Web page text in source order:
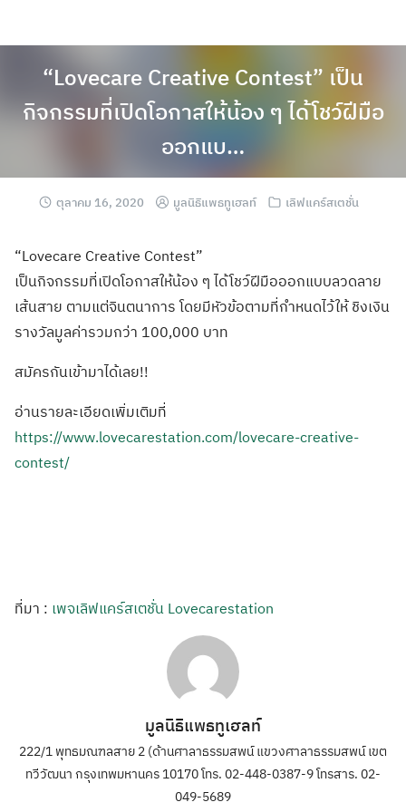
“Lovecare Creative Contest” เป็น
กิจกรรมที่เปิดโอกาสให้น้อง ๆ ได้โชว์ฝีมือ
ออกแบ…
ตุลาคม 16, 2020 มูลนิธิแพธทูเฮลท์ เลิฟแคร์สเตชั่น
“Lovecare Creative Contest”
เป็นกิจกรรมที่เปิดโอกาสให้น้อง ๆ ได้โชว์ฝีมือออกแบบลวดลาย
เส้นสาย ตามแต่จินตนาการ โดยมีหัวข้อตามที่กำหนดไว้ให้ ชิงเงิน
รางวัลมูลค่ารวมกว่า 100,000 บาท
สมัครกันเข้ามาได้เลย!!
อ่านรายละเอียดเพิ่มเติมที่
https://www.lovecarestation.com/lovecare-creative-
contest/
ที่มา : เพจเลิฟแคร์สเตชั่น Lovecarestation
มูลนิธิแพธทูเฮลท์
222/1 พุทธมณฑลสาย 2 (ด้านศาลาธรรมสพน์ แขวงศาลาธรรมสพน์ เขต
ทวีวัฒนา กรุงเทพมหานคร 10170 โทร. 02-448-0387-9 โทรสาร. 02-
049-5689